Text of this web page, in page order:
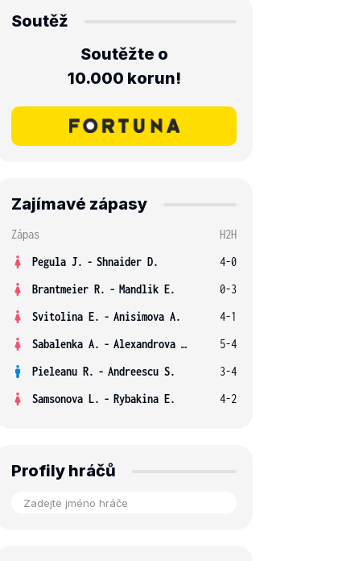
Soutěž
Soutěžte o
10.000 korun!
Zajímavé zápasy
Zápas
H2H
Pegula J. - Shnaider D.
4-0
Brantmeier R. - Mandlik E.
0-3
Svitolina E. - Anisimova A.
4-1
Sabalenka A. - Alexandrova E.
5-4
Pieleanu R. - Andreescu S.
3-4
Samsonova L. - Rybakina E. 4-2
Profily hráčů